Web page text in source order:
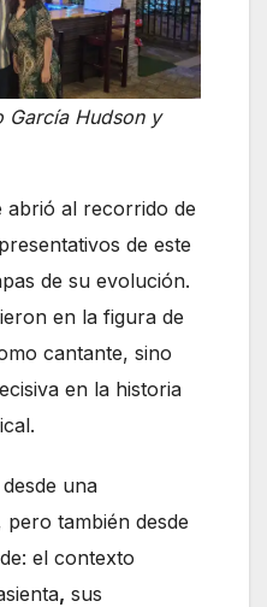
García Hudson y
abrió al recorrido de
de este
de su evolución.
en la figura de
cantante, sino
en la historia
una
también desde
el contexto
, sus